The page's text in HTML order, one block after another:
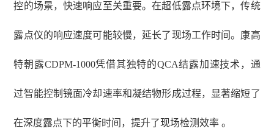
控的场景，快速响应至关重要。在超低露点环境下，传统
露点仪的响应速度可能较慢，延长了现场工作时间。康高
特朝露CDPM-1000凭借其独特的QCA结露加速技术，通
过智能控制镜面冷却速率和凝结物形成过程，显著缩短了
在深度露点下的平衡时间，提升了现场检测效率 。